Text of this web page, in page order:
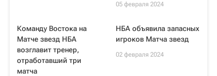
05 февраля 2024
Команду Востока на
Матче звезд НБА
возглавит тренер,
отработавший три
матча
НБА объявила запасных
игроков Матча звезд
02 февраля 2024